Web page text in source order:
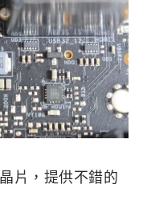
片，提供不錯的